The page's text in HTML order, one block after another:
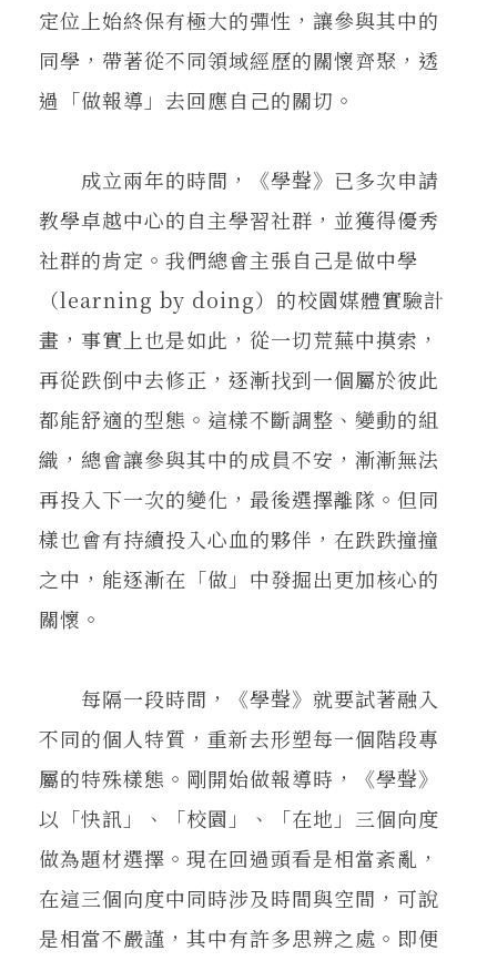
定位上始終保有極大的彈性，讓參與其中的
同學，帶著從不同領域經歷的關懷齊聚，透
過「做報導」去回應自己的關切。
成立兩年的時間，《學聲》已多次申請
教學卓越中心的自主學習社群，並獲得優秀
社群的肯定。我們總會主張自己是做中學
（learning by doing）的校園媒體實驗計
畫，事實上也是如此，從一切荒蕪中摸索，
再從跌倒中去修正，逐漸找到一個屬於彼此
都能舒適的型態。這樣不斷調整、變動的組
織，總會讓參與其中的成員不安，漸漸無法
再投入下一次的變化，最後選擇離隊。但同
樣也會有持續投入心血的夥伴，在跌跌撞撞
之中，能逐漸在「做」中發掘出更加核心的
關懷。
每隔一段時間，《學聲》就要試著融入
不同的個人特質，重新去形塑每一個階段專
屬的特殊樣態。剛開始做報導時，《學聲》
以「快訊」、「校園」、「在地」三個向度
做為題材選擇。現在回過頭看是相當紊亂，
在這三個向度中同時涉及時間與空間，可說
是相當不嚴謹，其中有許多思辨之處。即便